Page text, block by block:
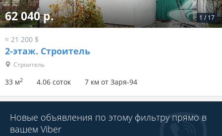
1 / 17
62 040 р.
≈ 21 200 $
2-этаж. Строитель
Строитель
33 м2 4.06 соток 7 км от Заря-94
Новые объявления по этому фильтру прямо в
вашем Viber